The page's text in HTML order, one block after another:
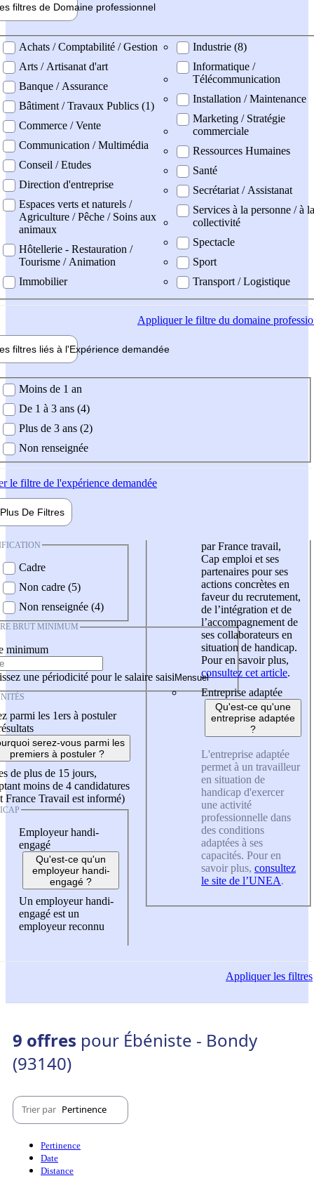
filtres de Domaine professionnel
professionel
Achats / Comptabilité / Gestion
Arts / Artisanat d'art
Banque / Assurance
Bâtiment / Travaux Publics (1)
Commerce / Vente
Communication / Multimédia
Conseil / Etudes
Direction d'entreprise
Espaces verts et naturels /
Agriculture / Pêche / Soins aux
animaux
Hôtellerie - Restauration /
Tourisme / Animation
Immobilier
Industrie (8)
Informatique /
Télécommunication
Installation / Maintenance
Marketing / Stratégie
commerciale
Ressources Humaines
Santé
Secrétariat / Assistanat
Services à la personne / à la
collectivité
Spectacle
Sport
Transport / Logistique
Appliquerle filtre du domaine
filtres liés à l'Expérience demandée
demandée
Moins de 1 an
De 1 à 3 ans (4)
Plus de 3 ans (2)
Non renseignée
le filtre de l'expérience demandée
Plus De Filtres
Cadre
Non cadre (5)
Non renseignée (4)
BRUT MINIMUM
minimum
une périodicité pour le salaire saisi
parmi les 1ers à postuler
serez-vous parmi les
premiers à postuler ?
de plus de 15 jours,
moins de 4 candidatures
France Travail est informé)
Employeur handi-
engagé
Qu'est-ce qu'un
employeur handi-
engagé ?
Un employeur handi-
engagé est un
employeur reconnu
par France travail,
Cap emploi et ses
partenaires pour ses
actions concrètes en
faveur du recrutement,
de l’intégration et de
l’accompagnement de
ses collaborateurs en
situation de handicap.
Pour en savoir plus,
consultez cet article.
Entreprise adaptée
Qu'est-ce qu'une
entreprise adaptée
?
L'entreprise adaptée
permet à un travailleur
en situation de
handicap d'exercer
une activité
professionnelle dans
des conditions
adaptées à ses
capacités. Pour en
savoir plus, consultez
le site de l’UNEA.
Appliquerles filtres
9 offres pour Ébéniste - Bondy
(93140)
Trier par Pertinence
Pertinence
Date
Distance